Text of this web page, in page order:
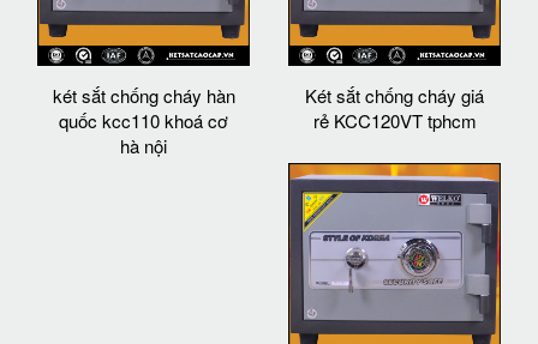
két sắt chống cháy hàn
quốc kcc110 khoá cơ
hà nội
Két sắt chống cháy giá
rẻ KCC120VT tphcm